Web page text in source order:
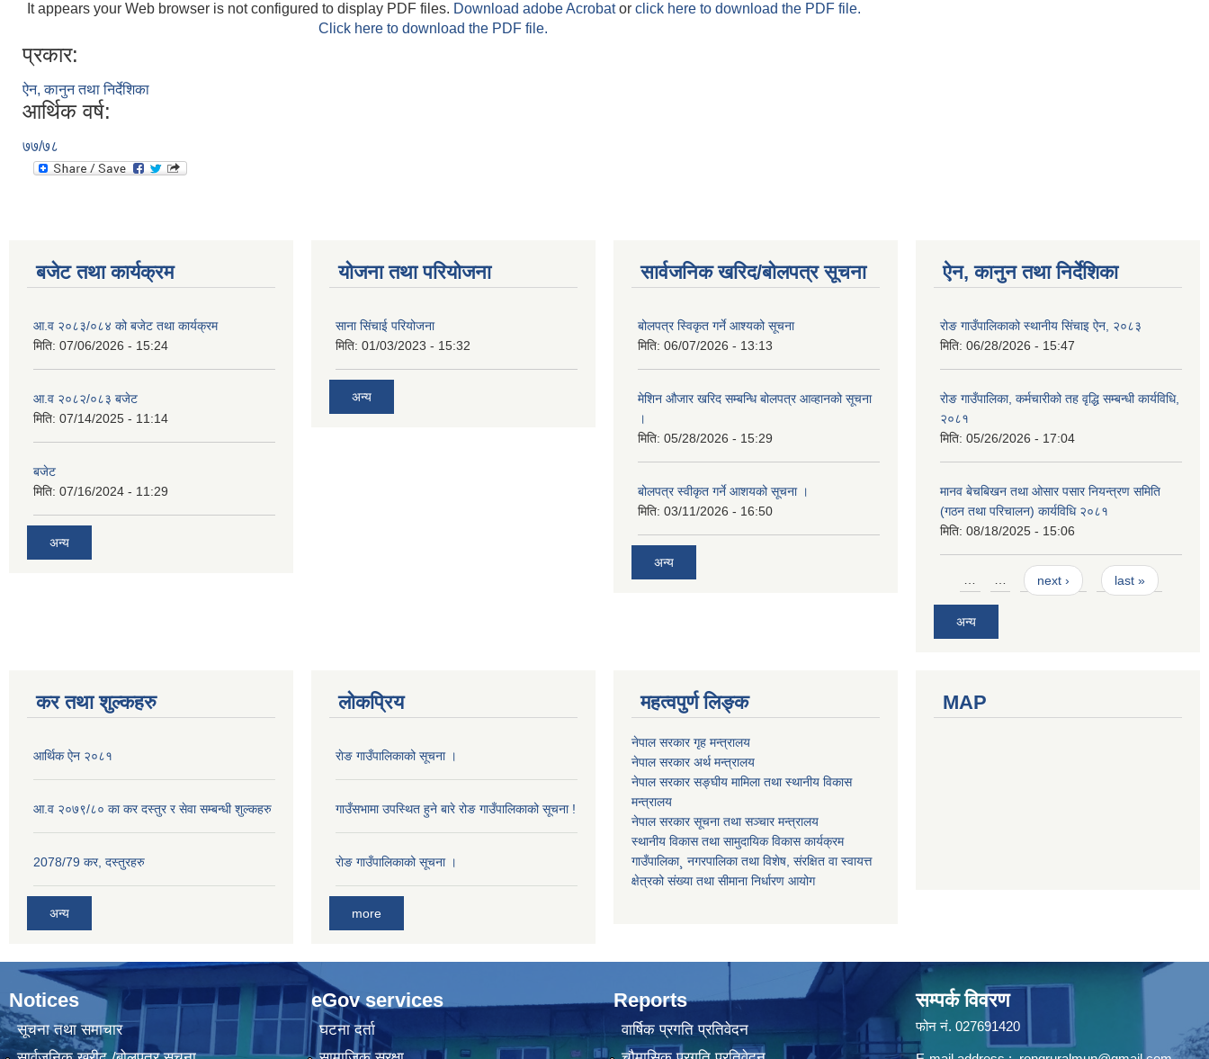
It appears your Web browser is not configured to display PDF files. Download adobe Acrobator click here to download the PDF file.
Click here to download the PDF file.
प्रकार:
ऐन, कानुन तथा निर्देशिका
आर्थिक वर्ष:
७७/७८
बजेट तथा कार्यक्रम
आ.व २०८३/०८४ को बजेट तथा कार्यक्रम
मिति: 07/06/2026 - 15:24
आ.व २०८२/०८३ बजेट
मिति: 07/14/2025 - 11:14
बजेट
मिति: 07/16/2024 - 11:29
अन्य
योजना तथा परियोजना
साना सिंचाई परियोजना
मिति: 01/03/2023 - 15:32
अन्य
सार्वजनिक खरिद/बोलपत्र सूचना
बोलपत्र स्विकृत गर्ने आश्यको सूचना
मिति: 06/07/2026 - 13:13
मेशिन औजार खरिद सम्बन्धि बोलपत्र आव्हानको सूचना
।
मिति: 05/28/2026 - 15:29
बोलपत्र स्वीकृत गर्ने आशयको सूचना ।
मिति: 03/11/2026 - 16:50
अन्य
ऐन, कानुन तथा निर्देशिका
रोङ गाउँपालिकाको स्थानीय सिंचाइ ऐन, २०८३
मिति: 06/28/2026 - 15:47
रोङ गाउँपालिका, कर्मचारीको तह वृद्धि सम्बन्धी कार्यविधि,
२०८१
मिति: 05/26/2026 - 17:04
मानव बेचबिखन तथा ओसार पसार नियन्त्रण समिति
(गठन तथा परिचालन) कार्यविधि २०८१
मिति: 08/18/2025 - 15:06
Pages
… … next › last »
अन्य
कर तथा शुल्कहरु
आर्थिक ऐन २०८१
आ.व २०७९/८० का कर दस्तुर र सेवा सम्बन्धी शुल्कहरु
2078/79 कर, दस्तुरहरु
अन्य
लोकप्रिय
राेङ गाउँपालिकाको सूचना ।
गाउँसभामा उपस्थित हुने बारे रोङ गाउँपालिकाको सूचना !
राेङ गाउँपालिकाको सूचना ।
more
महत्वपुर्ण लिङ्क
नेपाल सरकार गृह मन्त्रालय
नेपाल सरकार अर्थ मन्त्रालय
नेपाल सरकार सङ्घीय मामिला तथा स्थानीय विकास
मन्त्रालय
नेपाल सरकार सूचना तथा सञ्चार मन्त्रालय
स्थानीय विकास तथा सामुदायिक विकास कार्यक्रम
गाउँपालिका¸ नगरपालिका तथा विशेष, संरक्षित वा स्वायत्त
क्षेत्रको संख्या तथा सीमाना निर्धारण आयोग
MAP
Notices
सूचना तथा समाचार
eGov services
घटना दर्ता
Reports
वार्षिक प्रगति प्रतिवेदन
सम्पर्क विवरण
फोन न‌ं. 027691420